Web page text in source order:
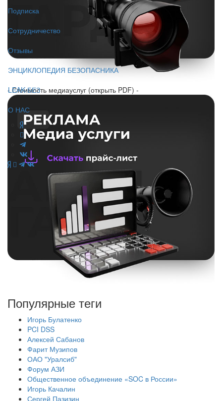
Подписка
Сотрудничество
Отзывы
ЭНЦИКЛОПЕДИЯ БЕЗОПАСНИКА
LEAK-БЕЗ
О НАС
- Стоимость медиауслуг (открыть PDF) -
Популярные теги
Игорь Булатенко
PCI DSS
Алексей Сабанов
Фарит Музипов
ОАО "Уралсиб"
Форум АЗИ
Общественное объединение «SOC в России»
Игорь Качалин
Сергей Пазизин